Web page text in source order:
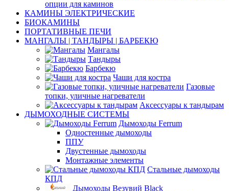
опции для каминов
КАМИНЫ ЭЛЕКТРИЧЕСКИЕ
БИОКАМИНЫ
ПОРТАТИВНЫЕ ПЕЧИ
МАНГАЛЫ | ТАНДЫРЫ | БАРБЕКЮ
Мангалы
Тандыры
Барбекю
Чаши для костра
Газовые
топки, уличные нагреватели
Аксессуары к тандырам
ДЫМОХОДНЫЕ СИСТЕМЫ
Дымоходы Ferrum
Одностенные дымоходы
ППУ
Двустенные дымоходы
Монтажные элементы
Стальные дымоходы
КПД
Дымоходы Везувий Black